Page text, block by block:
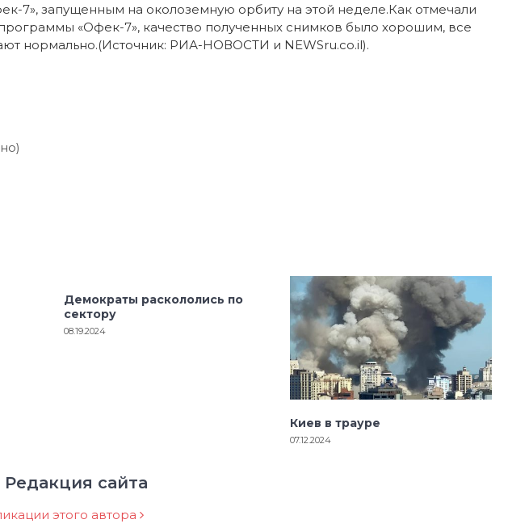
7», запущенным на околоземную орбиту на этой неделе.Как отмечали
«Офек-7», качество полученных снимков было хорошим, все
нормально.(Источник: РИА-НОВОСТИ и NEWSru.co.il).
Демократы раскололись по
сектору
08.19.2024
Киев в трауре
07.12.2024
сайта
этого автора